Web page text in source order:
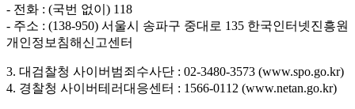
- 전화 : (국번 없이) 118
- 주소 : (138-950) 서울시 송파구 중대로 135 한국인터넷진흥원
개인정보침해신고센터
3. 대검찰청 사이버범죄수사단 : 02-3480-3573 (www.spo.go.kr)
4. 경찰청 사이버테러대응센터 : 1566-0112 (www.netan.go.kr)